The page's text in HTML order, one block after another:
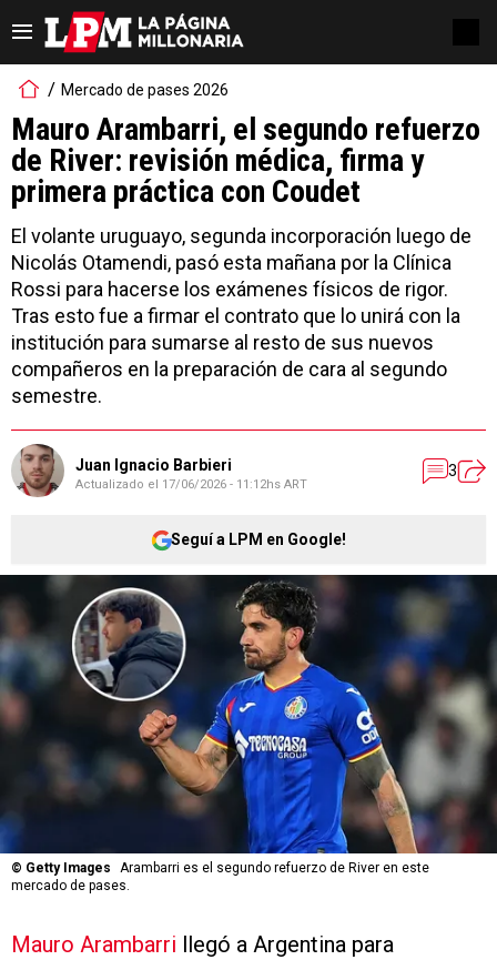
Mercado de pases 2026
Mauro Arambarri, el segundo refuerzo
de River: revisión médica, firma y
primera práctica con Coudet
El volante uruguayo, segunda incorporación luego de
Nicolás Otamendi, pasó esta mañana por la Clínica
Rossi para hacerse los exámenes físicos de rigor.
Tras esto fue a firmar el contrato que lo unirá con la
institución para sumarse al resto de sus nuevos
compañeros en la preparación de cara al segundo
semestre.
Juan Ignacio Barbieri
Actualizado el 17/06/2026 - 11:12hs ART
3
Seguí a LPM en Google!
© Getty Images
Arambarri es el segundo refuerzo de River en este
mercado de pases.
Mauro Arambarri llegó a Argentina para